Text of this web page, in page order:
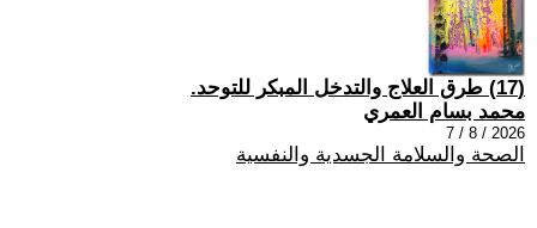
(17) طرق العلاج والتدخل المبكر للتوحد.
محمد بسام العمري
2026 / 8 / 7
الصحة والسلامة الجسدية والنفسية